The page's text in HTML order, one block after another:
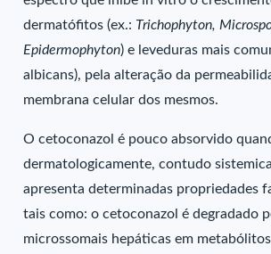
dermatófitos (ex.: Trichophyton,
Epidermophyton) e leveduras mais
albicans), pela alteração da
membrana celular dos mesmos.
O cetoconazol é pouco absorvido
dermatologicamente, contudo
apresenta determinadas propriedades
tais como: o cetoconazol é degradado
microssomais hepáticas em